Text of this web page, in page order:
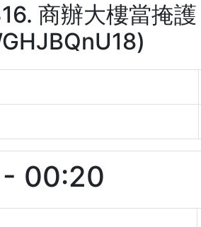
商辦大樓當掩
00:20